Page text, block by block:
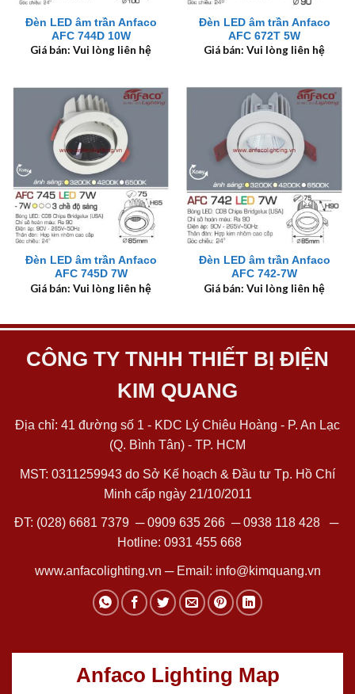
Đèn LED âm trần Anfaco
AFC 744D 10W
Giá bán: Vui lòng liên hệ
Đèn LED âm trần Anfaco
AFC 672T 5W
Giá bán: Vui lòng liên hệ
Đèn LED âm trần Anfaco
AFC 745D 7W
Giá bán: Vui lòng liên hệ
Đèn LED âm trần Anfaco
AFC 742-7W
Giá bán: Vui lòng liên hệ
CÔNG TY TNHH THIẾT BỊ ĐIỆN
KIM QUANG
Địa chỉ: 41 đường số 1 - KDC Lý Chiêu Hoàng - P. An Lạc
(Q. Bình Tân) - TP. HCM
MST: 0311259943 do Sở Kế hoạch & Đầu tư Tp. Hồ Chí
Minh cấp ngày 21/10/2011
ĐT: (028) 6681 7379 ─0909 635 266─0938 118 428─
Hotline: 0931 455 668
www.anfacolighting.vn ─ Email: info@kimquang.vn
Anfaco Lighting Map